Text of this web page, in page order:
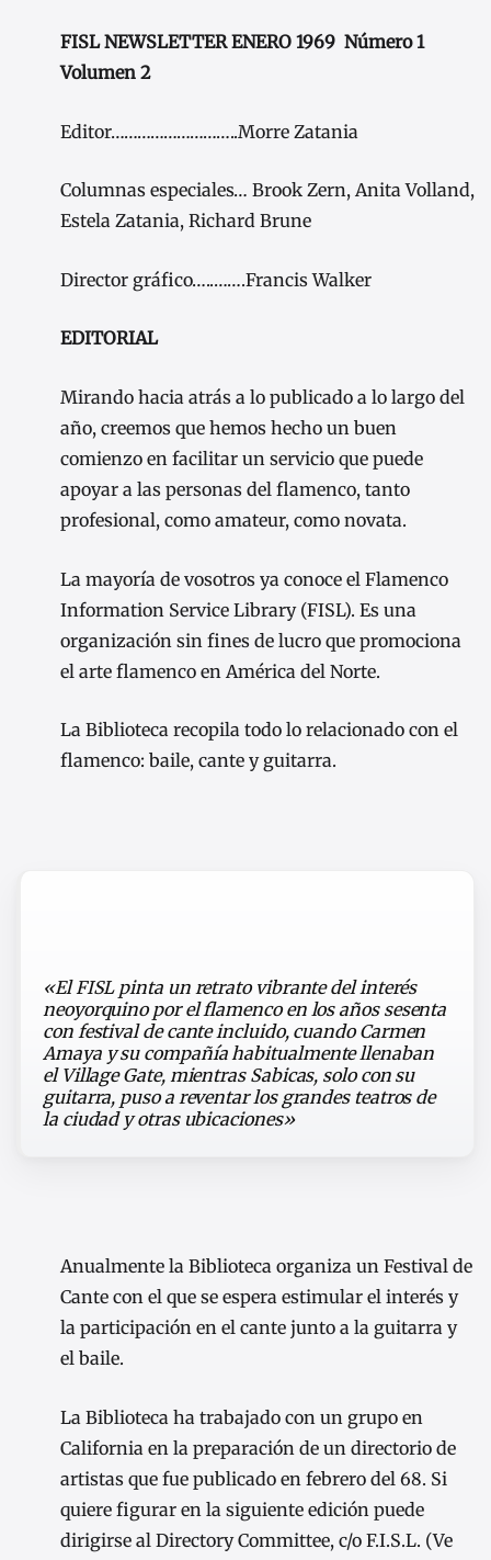
FISL NEWSLETTER ENERO 1969 Número 1
Volumen 2
Editor………………………..Morre Zatania
Columnas especiales… Brook Zern, Anita Volland,
Estela Zatania, Richard Brune
Director gráfico…..…….Francis Walker
EDITORIAL
Mirando hacia atrás a lo publicado a lo largo del
año, creemos que hemos hecho un buen
comienzo en facilitar un servicio que puede
apoyar a las personas del flamenco, tanto
profesional, como amateur, como novata.
La mayoría de vosotros ya conoce el Flamenco
Information Service Library (FISL). Es una
organización sin fines de lucro que promociona
el arte flamenco en América del Norte.
La Biblioteca recopila todo lo relacionado con el
flamenco: baile, cante y guitarra.
«El FISL pinta un retrato vibrante del interés
neoyorquino por el flamenco en los años sesenta
con festival de cante incluido, cuando Carmen
Amaya y su compañía habitualmente llenaban
el Village Gate, mientras Sabicas, solo con su
guitarra, puso a reventar los grandes teatros de
la ciudad y otras ubicaciones»
Anualmente la Biblioteca organiza un Festival de
Cante con el que se espera estimular el interés y
la participación en el cante junto a la guitarra y
el baile.
La Biblioteca ha trabajado con un grupo en
California en la preparación de un directorio de
artistas que fue publicado en febrero del 68. Si
quiere figurar en la siguiente edición puede
dirigirse al Directory Committee, c/o F.I.S.L. (Ve